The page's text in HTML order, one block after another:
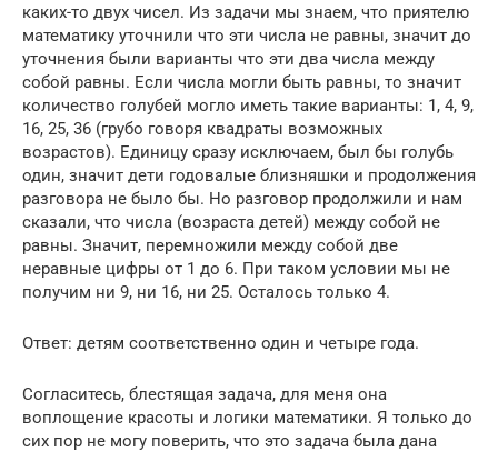
каких-то двух чисел. Из задачи мы знаем, что приятелю
математику уточнили что эти числа не равны, значит до
уточнения были варианты что эти два числа между
собой равны. Если числа могли быть равны, то значит
количество голубей могло иметь такие варианты: 1, 4, 9,
16, 25, 36 (грубо говоря квадраты возможных
возрастов). Единицу сразу исключаем, был бы голубь
один, значит дети годовалые близняшки и продолжения
разговора не было бы. Но разговор продолжили и нам
сказали, что числа (возраста детей) между собой не
равны. Значит, перемножили между собой две
неравные цифры от 1 до 6. При таком условии мы не
получим ни 9, ни 16, ни 25. Осталось только 4.
Ответ: детям соответственно один и четыре года.
Согласитесь, блестящая задача, для меня она
воплощение красоты и логики математики. Я только до
сих пор не могу поверить, что это задача была дана